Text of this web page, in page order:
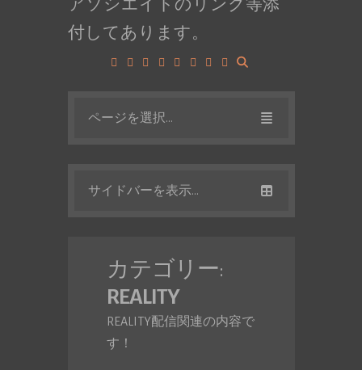
アソシエイトのリンク等添
付してあります。
ページを選択...
サイドバーを表示...
カテゴリー:
REALITY
REALITY配信関連の内容で
す！